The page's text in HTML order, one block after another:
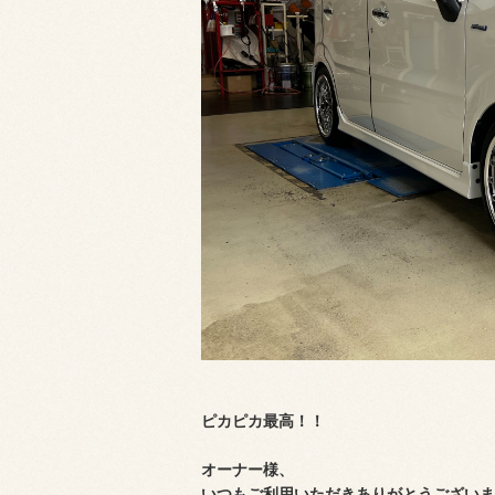
ピカピカ最高！！
オーナー様、